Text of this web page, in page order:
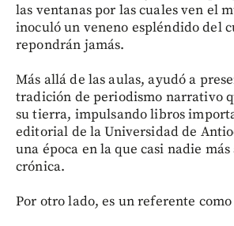
las ventanas por las cuales ven el
inoculó un veneno espléndido del
repondrán jamás.
Más allá de las aulas, ayudó a
tradición de periodismo narrativo
su tierra, impulsando libros
editorial de la Universidad de
una época en la que casi nadie
crónica.
Por otro lado, es un referente